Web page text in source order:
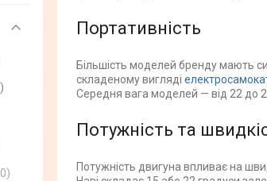
)
0)
Портативність
Більшість моделей бренду мають
складеному вигляді
Середня вага моделей — від 22 до
Потужність та
Потужність двигуна впливає на